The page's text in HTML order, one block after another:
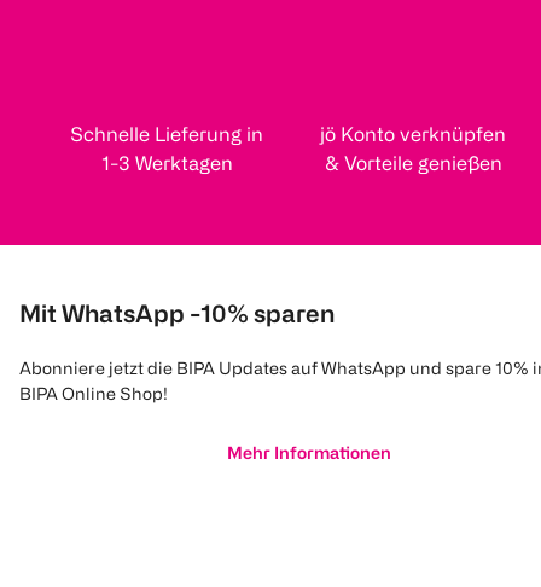
Schnelle Lieferung in
1-3 Werktagen
jö Konto verknüpfen
& Vorteile genießen
Mit WhatsApp -10% sparen
Abonniere jetzt die BIPA Updates auf WhatsApp und spare 10%
BIPA Online Shop!
Mehr Informationen